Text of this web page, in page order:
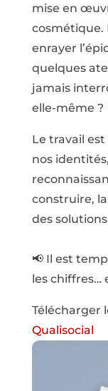
mise en
cosmétique.
enrayer
quelques
jamais
elle-même ?
Le travail
nos
construire,
des
📢 Il est
les chiffres…
Télécharger
Qualisocial